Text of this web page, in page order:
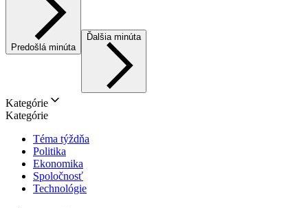
Predošlá minúta
Ďalšia minúta
Kategórie
Kategórie
Téma týždňa
Politika
Ekonomika
Spoločnosť
Technológie